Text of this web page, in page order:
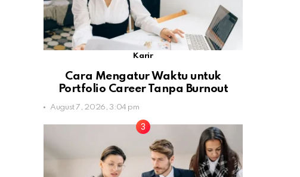
Karir
Cara Mengatur Waktu untuk
Portfolio Career Tanpa Burnout
August 7, 2026, 3:04 pm